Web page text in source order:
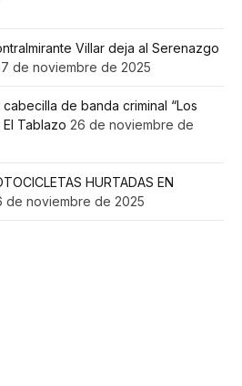
Villar deja al Serenazgo
de noviembre de 2025
de banda criminal “Los
Tablazo 26 de noviembre de
HURTADAS EN
de noviembre de 2025